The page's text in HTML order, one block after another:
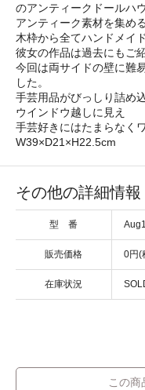
のアンティークドールハ
アンティーク素材を集め
木枠から全てハンドメイ
彼女の作品は過去にもご
今回は両サイドの壁に難
した。
手芸用品がびっしり詰め
ウインドウ越しに見え
手芸好きにはたまらなく
W39×D21×H22.5cm
その他の詳細情報
型 番
販売価格 0円(
在庫状況
この商